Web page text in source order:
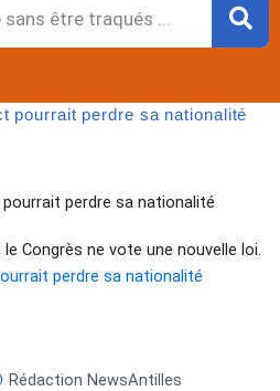
pourrait perdre sa nationalité
pourrait perdre sa nationalité
Congrès ne vote une nouvelle loi.
perdre sa nationalité
Rédaction NewsAntilles